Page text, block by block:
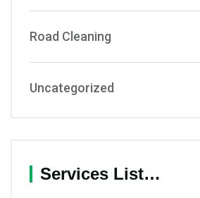
Road Cleaning
Uncategorized
Services List…